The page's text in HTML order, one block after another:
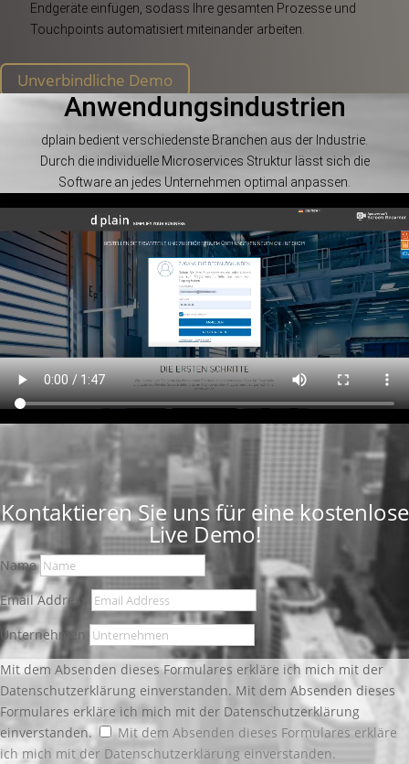
Endgeräte einfügen, sodass Ihre gesamten Prozesse und
Touchpoints automatisiert miteinander arbeiten.
Unverbindliche Demo
Anwendungsindustrien
dplain bedient verschiedenste Branchen aus der Industrie.
Durch die individuelle Microservices Struktur lässt sich die
Software an jedes Unternehmen optimal anpassen.
Kontaktieren Sie uns für eine kostenlose
Live Demo!
Name
Email Address
Unternehmen
Mit dem Absenden dieses Formulares erkläre ich mich mit der
Datenschutzerklärung einverstanden. Mit dem Absenden dieses
Formulares erkläre ich mich mit der Datenschutzerklärung
einverstanden.
Mit dem Absenden dieses Formulares erkläre
ich mich mit der Datenschutzerklärung einverstanden.